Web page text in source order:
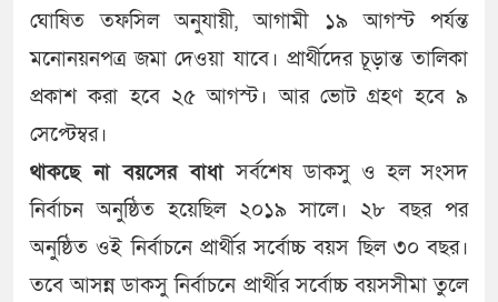
ঘোষিত তফসিল অনুযায়ী, আগামী ১৯ আগস্ট পর্যন্ত
মনোনয়নপত্র জমা দেওয়া যাবে। প্রার্থীদের চূড়ান্ত তালিকা
প্রকাশ করা হবে ২৫ আগস্ট। আর ভোট গ্রহণ হবে ৯
সেপ্টেম্বর।
থাকছে না বয়সের বাধাসর্বশেষ ডাকসু ও হল সংসদ
নির্বাচন অনুষ্ঠিত হয়েছিল ২০১৯ সালে। ২৮ বছর পর
অনুষ্ঠিত ওই নির্বাচনে প্রার্থীর সর্বোচ্চ বয়স ছিল ৩০ বছর।
তবে আসন্ন ডাকসু নির্বাচনে প্রার্থীর সর্বোচ্চ বয়সসীমা তুলে